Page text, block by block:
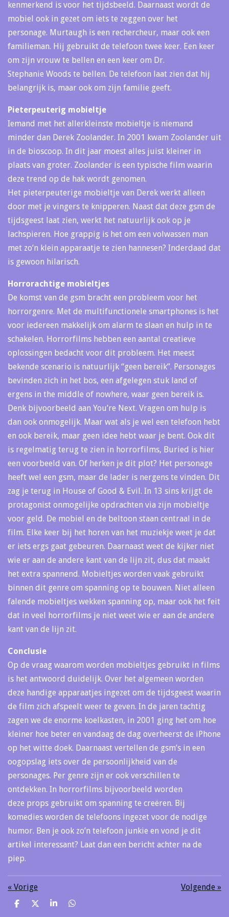
kenmerkend is voor het tijdsbeeld. Daarnaast wordt de
mobiel ook in gezet om iets te zeggen over het
personage. Murtaugh is een rechercheur, maar ook een
familieman. Hij gebruikt de telefoon twee keer. Een keer
om zijn vrouw te bellen en een keer om Dr.
Stephanie Woods te bellen. De telefoon laat zien dat hij
belangrijk is, maar ook om zijn familie geeft.
Pieterpeuterig mobieltje
Iemand met het allerkleinste mobieltje is niemand
minder dan Derek Zoolander. In 2001 kwam Zoolander uit
in de bioscoop. In dit jaar moest alles juist kleiner in
plaats van groter. Zoolander is een typische film waarin
deze trend op de hak wordt genomen.
Het pieterpeuterige mobieltje van Derek werkt alleen
door met je vingers te knipperen. Naast dat deze gsm de
tijdsgeest laat zien, werkt het natuurlijk ook op je
lachspieren. Hoe grappig is het om een volwassen man
met zo’n klein apparaatje te zien hannesen? Inderdaad dat
is gewoon hilarisch.
Horrorachtige mobieltjes
De komst van de gsm bracht een probleem voor het
horrorgenre. Met de multifunctionele smartphones is het
voor iedereen makkelijk om alarm te slaan en hulp in te
schakelen. Horrorfilms hebben een aantal creatieve
oplossingen bedacht voor dit probleem. Het meest
bekende scenario is natuurlijk “geen bereik”. Personages
bevinden zich in het bos, een afgelegen stuk land of
ergens in the middle of nowhere, waar geen bereik is.
Denk bijvoorbeeld aan You’re Next. Vragen om hulp is
dan ook onmogelijk. Maar wat als je wel een telefoon hebt
en ook bereik, maar geen idee hebt waar je bent. Ook dit
is regelmatig terug te zien in horrorfilms, Buried is hier
een voorbeeld van. Of herken je dit plot? Het personage
heeft wel een gsm, maar de lader is nergens te vinden. Dit
zag je terug in House of Good & Evil. In 13 sins krijgt de
protagonist onmogelijke opdrachten via zijn mobieltje
voor geld. De mobiel en de beltoon staan centraal in de
film. Elke keer bij het horen van het muziekje weet je dat
er iets ergs gaat gebeuren. Daarnaast weet de kijker niet
wie er aan de andere kant van de lijn zit, dus dat maakt
het extra spannend. Mobieltjes worden vaak gebruikt
binnen dit genre om spanning op te bouwen. Niet alleen
falende mobieltjes wekken spanning op, maar ook het feit
dat in veel horrorfilms je niet weet wie er aan de andere
kant van de lijn zit.
Conclusie
Op de vraag waarom worden mobieltjes gebruikt in films
is het antwoord duidelijk. Over het algemeen worden
deze handige apparaatjes ingezet om de tijdsgeest waarin
de film zich afspeelt weer te geven. In de jaren tachtig
zagen we de enorme koelkasten, in 2001 ging het om hoe
kleiner hoe beter en vandaag de dag overheerst de iPhone
op het witte doek. Daarnaast vertellen de gsm’s in een
oogopslag iets over de persoonlijkheid van de
personages. Per genre zijn er ook verschillen te
ontdekken. In horrorfilms bijvoorbeeld worden
deze props gebruikt om spanning te creëren. Bij
komedies worden de telefoons ingezet voor de nodige
humor. Ben je ook zo’n telefoon junkie en vond je dit
artikel interessant? Laat dan een bericht achter na de
piep.
« Vorige Volgende »
D
D
S
D